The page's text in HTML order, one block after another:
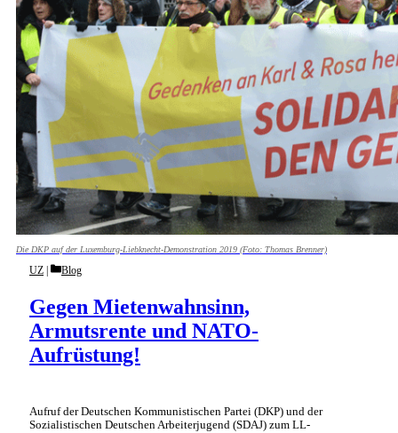
Die DKP auf der Luxemburg-Liebknecht-Demonstration 2019 (Foto: Thomas Brenner)
Gegen Mietenwahnsinn,
Armutsrente und NATO-
Aufrüstung!
UZ Categories
Blog
Aufruf der Deutschen Kommunistischen Partei (DKP) und der
Sozialistischen Deutschen Arbeiterjugend (SDAJ) zum LL-